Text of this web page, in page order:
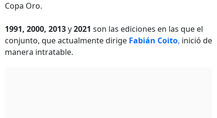
Copa Oro.
1991, 2000, 2013y2021 son las ediciones en las que el
conjunto, que actualmente dirige Fabián Coito, inició de
manera intratable.